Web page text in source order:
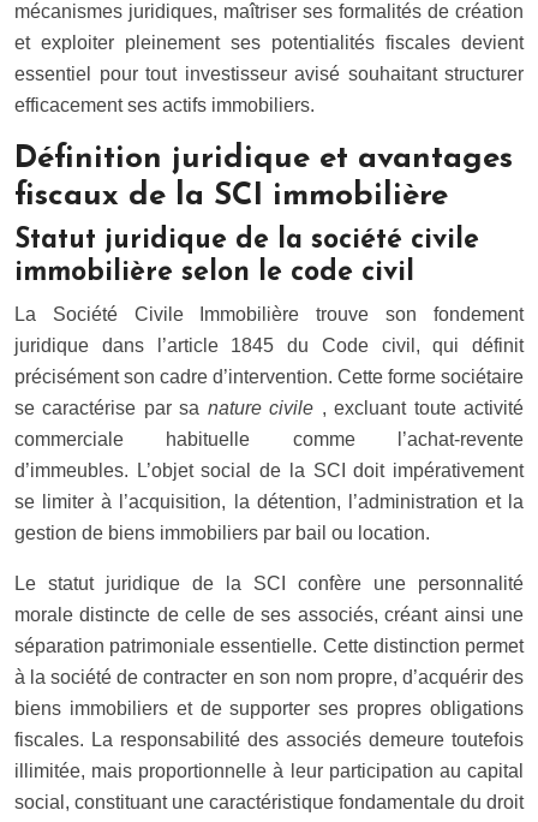
mécanismes juridiques, maîtriser ses formalités de création
et exploiter pleinement ses potentialités fiscales devient
essentiel pour tout investisseur avisé souhaitant structurer
efficacement ses actifs immobiliers.
Définition juridique et avantages
fiscaux de la SCI immobilière
Statut juridique de la société civile
immobilière selon le code civil
La Société Civile Immobilière trouve son fondement
juridique dans l’article 1845 du Code civil, qui définit
précisément son cadre d’intervention. Cette forme sociétaire
se caractérise par sa nature civile , excluant toute activité
commerciale habituelle comme l’achat-revente
d’immeubles. L’objet social de la SCI doit impérativement
se limiter à l’acquisition, la détention, l’administration et la
gestion de biens immobiliers par bail ou location.
Le statut juridique de la SCI confère une personnalité
morale distincte de celle de ses associés, créant ainsi une
séparation patrimoniale essentielle. Cette distinction permet
à la société de contracter en son nom propre, d’acquérir des
biens immobiliers et de supporter ses propres obligations
fiscales. La responsabilité des associés demeure toutefois
illimitée, mais proportionnelle à leur participation au capital
social, constituant une caractéristique fondamentale du droit